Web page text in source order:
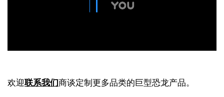
欢迎联系我们商谈定制更多品类的巨型恐龙产品。